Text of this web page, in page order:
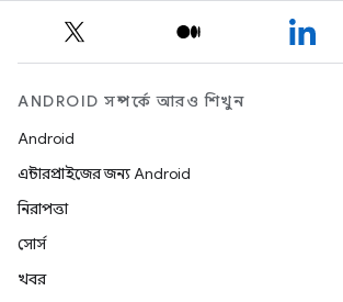
ANDROID সম্পর্কে আরও শিখুন
Android
এন্টারপ্রাইজের জন্য Android
নিরাপত্তা
সোর্স
খবর